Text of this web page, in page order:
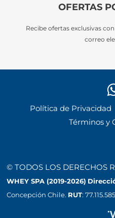
OFERTAS
Recibe ofertas exclusivas con
correo
Política de Privacidad
Términos y
© TODOS LOS DERECHOS
WHEY SPA (2019-2026)
Concepción Chile. RUT: